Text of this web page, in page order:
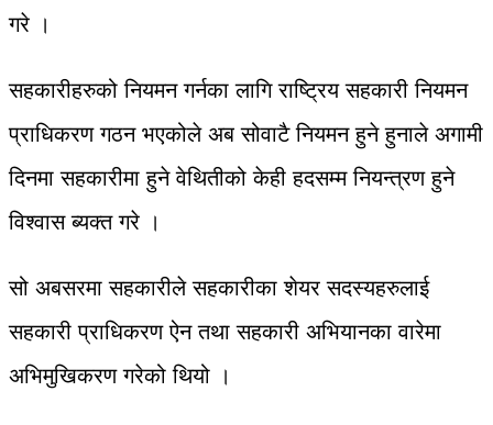
गरे ।
सहकारीहरुको नियमन गर्नका लागि राष्ट्रिय सहकारी नियमन
प्राधिकरण गठन भएकोले अब सोवाटै नियमन हुने हुनाले अगामी
दिनमा सहकारीमा हुने वेथितीको केही हदसम्म नियन्त्रण हुने
विश्वास ब्यक्त गरे ।
सो अबसरमा सहकारीले सहकारीका शेयर सदस्यहरुलाई
सहकारी प्राधिकरण ऐन तथा सहकारी अभियानका वारेमा
अभिमुखिकरण गरेको थियो ।